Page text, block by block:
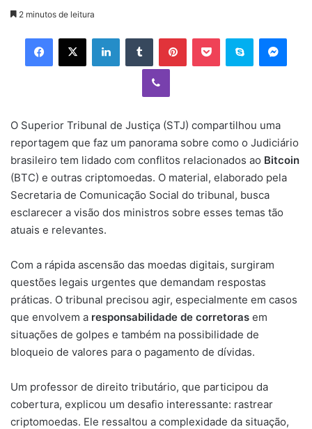
2 minutos de leitura
Facebook
X LinkedinTumblr PinterestPocket Skype
Viber
O Superior Tribunal de Justiça (STJ) compartilhou uma
reportagem que faz um panorama sobre como o Judiciário
brasileiro tem lidado com conflitos relacionados ao Bitcoin
(BTC) e outras criptomoedas. O material, elaborado pela
Secretaria de Comunicação Social do tribunal, busca
esclarecer a visão dos ministros sobre esses temas tão
atuais e relevantes.
Com a rápida ascensão das moedas digitais, surgiram
questões legais urgentes que demandam respostas
práticas. O tribunal precisou agir, especialmente em casos
que envolvem a responsabilidade de corretoras em
situações de golpes e também na possibilidade de
bloqueio de valores para o pagamento de dívidas.
Um professor de direito tributário, que participou da
cobertura, explicou um desafio interessante: rastrear
criptomoedas. Ele ressaltou a complexidade da situação,